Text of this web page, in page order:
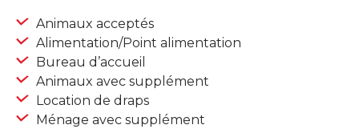
Animaux acceptés
Alimentation/Point alimentation
Bureau d’accueil
Animaux avec supplément
Location de draps
Ménage avec supplément